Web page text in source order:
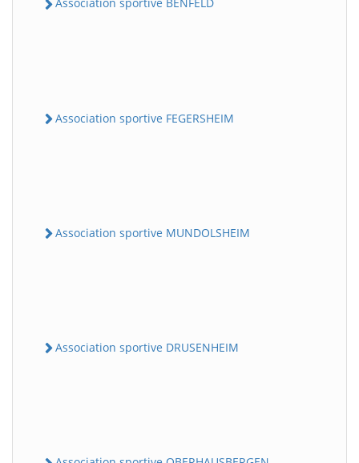
Association sportive FEGERSHEIM
Association sportive MUNDOLSHEIM
Association sportive DRUSENHEIM